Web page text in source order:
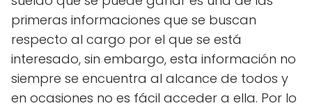
primeras informaciones que se buscan
respecto al cargo por el que se está
interesado, sin embargo, esta información no
siempre se encuentra al alcance de todos y
en ocasiones no es fácil acceder a ella. Por lo